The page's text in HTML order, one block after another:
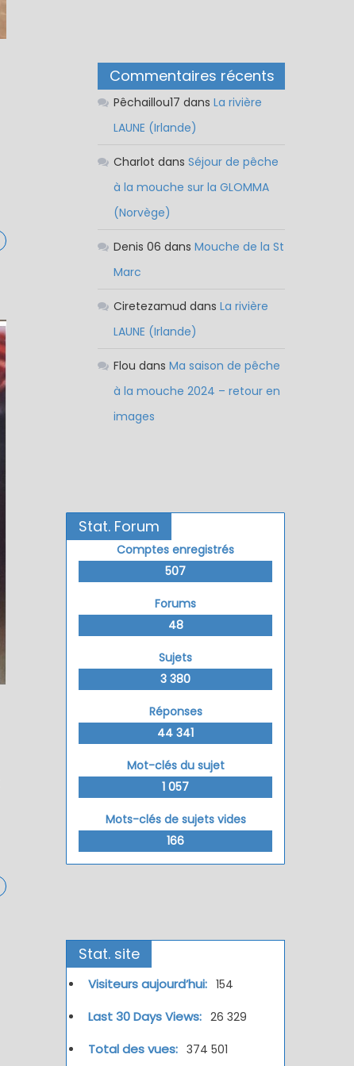
Commentaires récents
Pêchaillou17 dansLa rivière
LAUNE (Irlande)
Charlot dansSéjour de pêche
à la mouche sur la GLOMMA
(Norvège)
Denis 06 dansMouche de la St
Marc
Ciretezamud dansLa rivière
LAUNE (Irlande)
Flou dansMa saison de pêche
à la mouche 2024 – retour en
images
Stat. Forum
Comptes enregistrés
507
Forums
48
Sujets
3 380
Réponses
44 341
Mot-clés du sujet
1 057
Mots-clés de sujets vides
166
Stat. site
Visiteurs aujourd’hui: 154
Last 30 Days Views: 26 329
Total des vues: 374 501